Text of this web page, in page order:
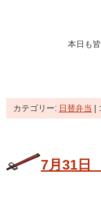
本日も
カテゴリー: 日替弁当
7月31日